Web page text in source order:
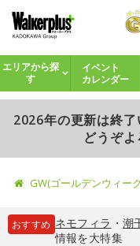
エリアから探
す
イベント
カレンダー
2026年の更新は終
どうぞよ
GW(ゴールデンウィー
おすすめ ネモフィラ ・ 潮
情報を大特集